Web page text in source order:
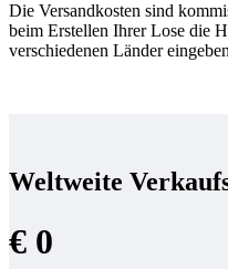
Die Versandkosten sind
beim Erstellen Ihrer Lose die
verschiedenen Länder
Weltweite
€ 0